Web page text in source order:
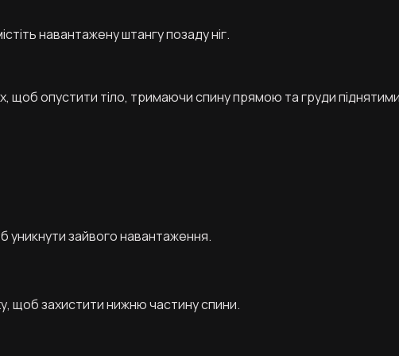
навантажену штангу позаду ніг.
щоб опустити тіло, тримаючи спину прямою та груди
зайвого навантаження.
щоб захистити нижню частину спини.